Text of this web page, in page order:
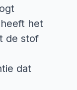
het
de stof
dat